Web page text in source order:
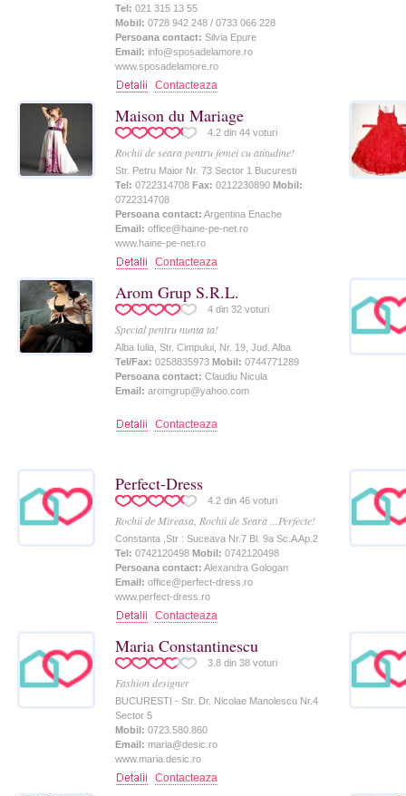
Tel: 021 315 13 55
Mobil: 0728 942 248 / 0733 066 228
Persoana contact: Silvia Epure
Email: info@sposadelamore.ro
www.sposadelamore.ro
Contacteaza
Maison du Mariage
4.2din 44voturi
Rochii de seara pentru femei cu atitudine!
Str. Petru Maior Nr. 73 Sector 1 Bucuresti
Tel: 0722314708 Fax: 0212230890 Mobil:
0722314708
Persoana contact: Argentina Enache
Email: office@haine-pe-net.ro
www.haine-pe-net.ro
Contacteaza
Arom Grup S.R.L.
4din 32voturi
Special pentru nunta ta!
Alba Iulia, Str. Cimpului, Nr. 19, Jud. Alba
Tel/Fax: 0258835973 Mobil: 0744771289
Persoana contact: Claudiu Nicula
Email: aromgrup@yahoo.com
Contacteaza
Perfect-Dress
4.2din 46voturi
Rochii de Mireasa, Rochii de Seara ...Perfecte!
Constanta ,Str : Suceava Nr.7 Bl. 9a Sc.A Ap.2
Tel: 0742120498 Mobil: 0742120498
Persoana contact: Alexandra Gologan
Email: office@perfect-dress.ro
www.perfect-dress.ro
Contacteaza
Maria Constantinescu
3.8din 38voturi
Fashion designer
BUCURESTI - Str. Dr. Nicolae Manolescu Nr.4
Sector 5
Mobil: 0723.580.860
Email: maria@desic.ro
www.maria.desic.ro
Contacteaza